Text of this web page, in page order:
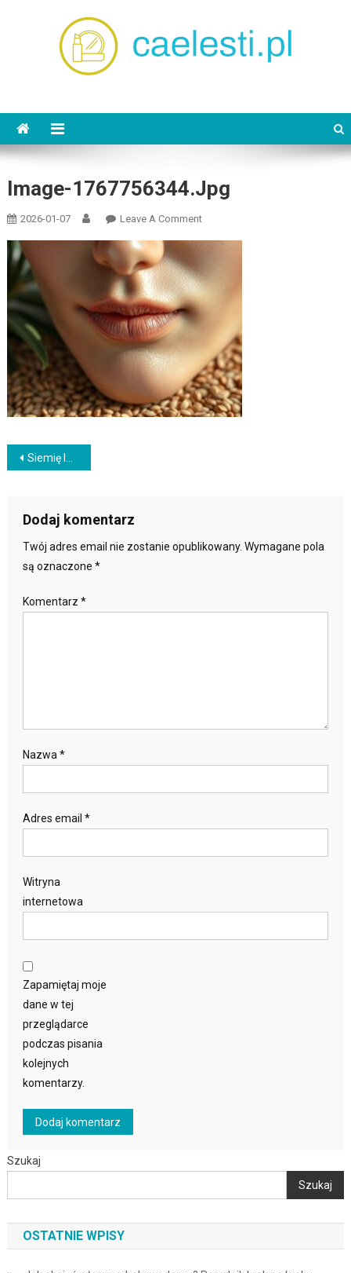
Image-1767756344.jpg
2026-01-07 Leave A CommentOn
Nawigacja
Siemię lniane na twarz efekty – praktyczne wskazówki i plan działania
Dodaj komentarz
Twój adres email nie zostanie opublikowany. Wymagane pola
są oznaczone *
Komentarz *
Nazwa *
Adres email *
Witryna
internetowa
Zapamiętaj moje
dane w tej
przeglądarce
podczas pisania
kolejnych
komentarzy.
Szukaj
Szukaj
OSTATNIE WPISY